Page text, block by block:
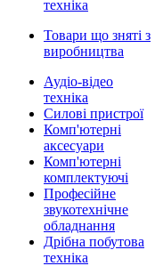
техніка
Товари що зняті з
виробництва
Аудіо-відео
техніка
Силові пристрої
Комп'ютерні
аксесуари
Комп'ютерні
комплектуючі
Професійне
звукотехнічне
обладнання
Дрібна побутова
техніка